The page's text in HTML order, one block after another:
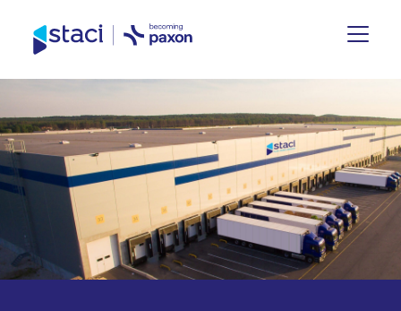
Staci